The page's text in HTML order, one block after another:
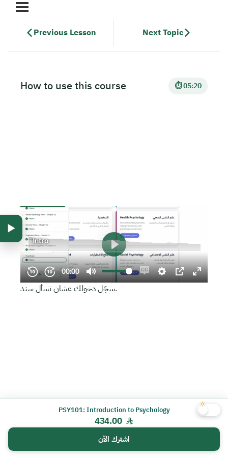
Previous Lesson Next Topic
How to use this course ⏱ 05:20
سجّل دخولك عشان تسأل سند.
PSY101: Introduction to Psychology
434.00
اشترك الآن
▶